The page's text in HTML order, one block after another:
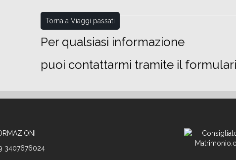
Torna a Viaggi passati
Per qualsiasi informazione
puoi contattarmi tramite il
3407676024